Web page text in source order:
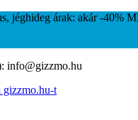
jéghideg árak: akár -40%
info@gizzmo.hu
gizzmo.hu-t